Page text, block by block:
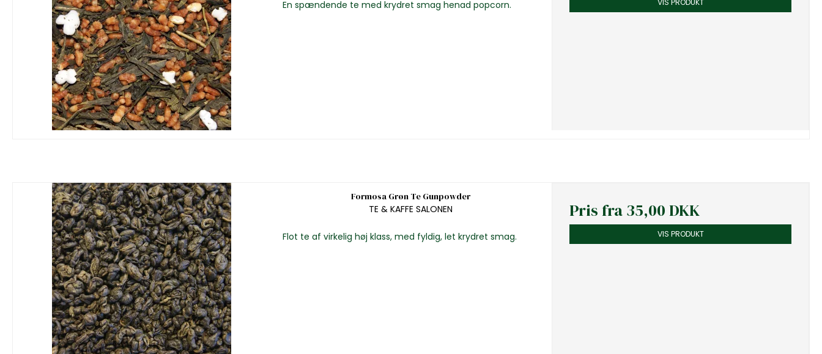
En spændende te med krydret smag henad popcorn. VIS PRODUKT
Formosa Grøn Te Gunpowder
TE & KAFFE SALONEN
Flot te af virkelig høj klass, med fyldig, let krydret smag.
Pris fra35,00 DKK
VIS PRODUKT